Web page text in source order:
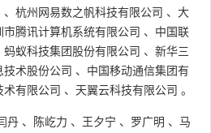
、 杭州网易数之帆科技有限公司 、 大
市腾讯计算机系统有限公司 、 中国联
蚂蚁科技集团股份有限公司 、 新华三
技术股份公司 、 中国移动通信集团有
术有限公司 、 天翼云科技有限公司 。
丹 、 陈屹力 、 王夕宁 、 罗广明 、 马